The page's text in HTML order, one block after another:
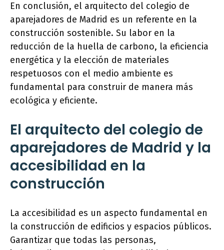
En conclusión, el arquitecto del colegio de
aparejadores de Madrid es un referente en la
construcción sostenible. Su labor en la
reducción de la huella de carbono, la eficiencia
energética y la elección de materiales
respetuosos con el medio ambiente es
fundamental para construir de manera más
ecológica y eficiente.
El arquitecto del colegio de
aparejadores de Madrid y la
accesibilidad en la
construcción
La accesibilidad es un aspecto fundamental en
la construcción de edificios y espacios públicos.
Garantizar que todas las personas,